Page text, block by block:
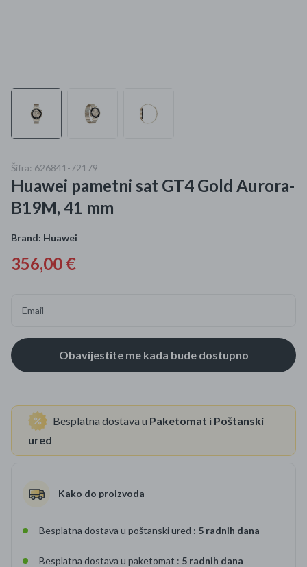
Specijalne kategorije
Čišćenje zaliha
Kišobrani akcija
Ograničena cijena
Roba s greškom
Šifra: 626841-72179
Huawei pametni sat GT4 Gold Aurora-
B19M, 41 mm
Brand: Huawei
356,00 €
Email
Besplatna dostava u Paketomat i Poštanski
ured
Kako do proizvoda
Besplatna dostava u poštanski ured : 5 radnih dana
Besplatna dostava u paketomat : 5 radnih dana